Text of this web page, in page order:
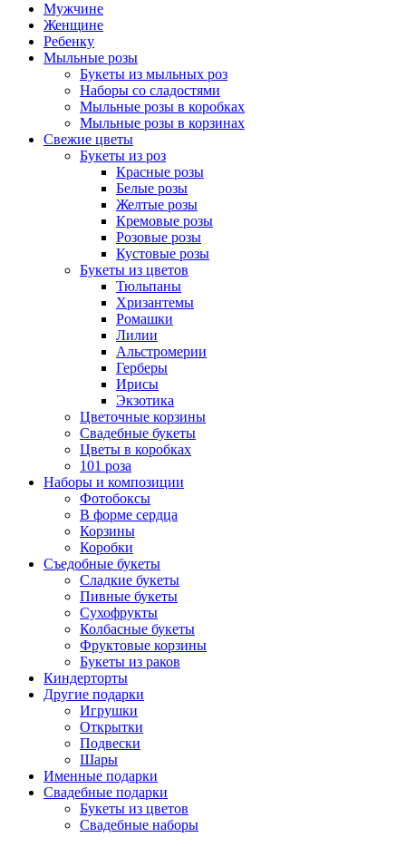
Мужчине
Женщине
Ребенку
Мыльные розы
Букеты из мыльных роз
Наборы со сладостями
Мыльные розы в коробках
Мыльные розы в корзинах
Свежие цветы
Букеты из роз
Красные розы
Белые розы
Желтые розы
Кремовые розы
Розовые розы
Кустовые розы
Букеты из цветов
Тюльпаны
Хризантемы
Ромашки
Лилии
Альстромерии
Герберы
Ириcы
Экзотика
Цветочные корзины
Свадебные букеты
Цветы в коробках
101 роза
Наборы и композиции
Фотобоксы
В форме сердца
Корзины
Коробки
Съедобные букеты
Сладкие букеты
Пивные букеты
Сухофрукты
Колбасные букеты
Фруктовые корзины
Букеты из раков
Киндерторты
Другие подарки
Игрушки
Открытки
Подвески
Шары
Именные подарки
Свадебные подарки
Букеты из цветов
Свадебные наборы